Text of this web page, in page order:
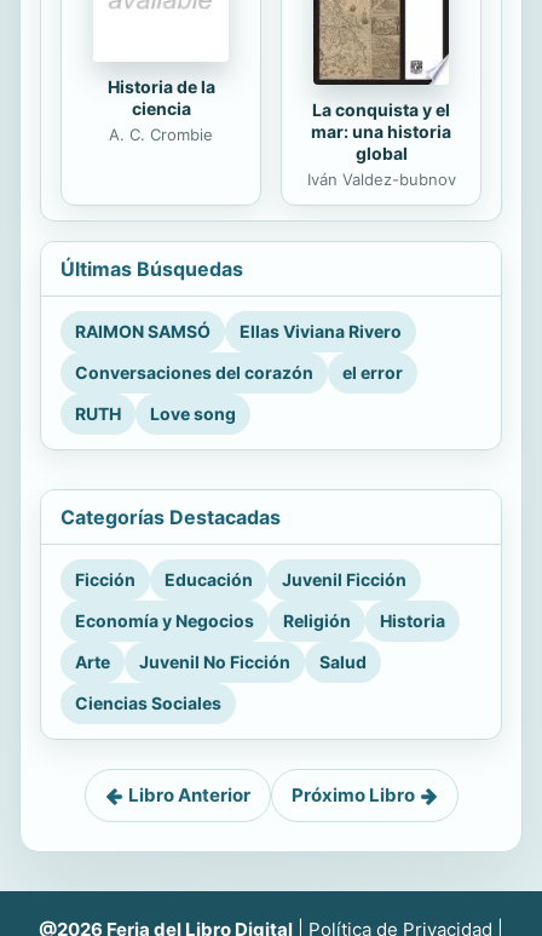
Historia de la
ciencia
A. C. Crombie
La conquista y el
mar: una historia
global
Iván Valdez-bubnov
Últimas Búsquedas
RAIMON SAMSÓ
Ellas Viviana Rivero
Conversaciones del corazón
el error
RUTH
Love song
Categorías Destacadas
Ficción Educación
Juvenil Ficción
Economía y Negocios
Religión
Historia
Arte
Juvenil No Ficción
Salud
Ciencias Sociales
Libro Anterior Próximo Libro
@2026 Feria del Libro Digital Política de Privacidad